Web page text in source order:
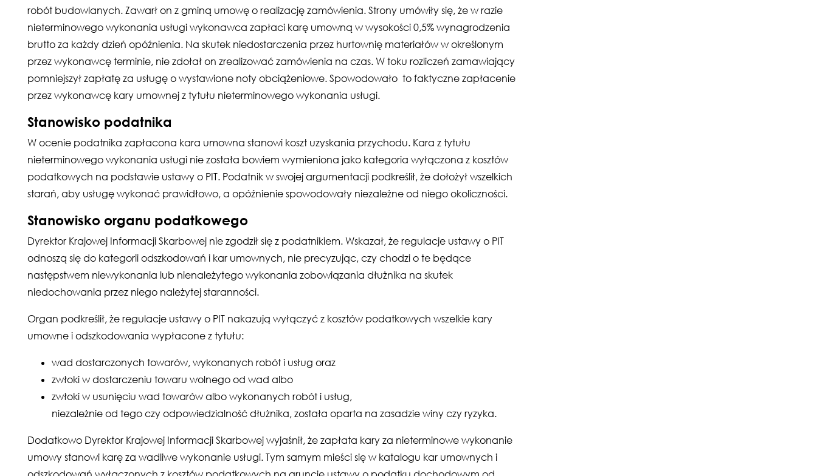
robót budowlanych. Zawarł on z gminą umowę o realizację zamówienia. Strony umówiły się, że w razie
nieterminowego wykonania usługi wykonawca zapłaci karę umowną w wysokości 0,5% wynagrodzenia
brutto za każdy dzień opóźnienia. Na skutek niedostarczenia przez hurtownię materiałów w określonym
przez wykonawcę terminie, nie zdołał on zrealizować zamówienia na czas. W toku rozliczeń zamawiający
pomniejszył zapłatę za usługę o wystawione noty obciążeniowe. Spowodowało to faktyczne zapłacenie
przez wykonawcę kary umownej z tytułu nieterminowego wykonania usługi.
Stanowisko podatnika
W ocenie podatnika zapłacona kara umowna stanowi koszt uzyskania przychodu. Kara z tytułu
nieterminowego wykonania usługi nie została bowiem wymieniona jako kategoria wyłączona z kosztów
podatkowych na podstawie ustawy o PIT. Podatnik w swojej argumentacji podkreślił, że dołożył wszelkich
starań, aby usługę wykonać prawidłowo, a opóźnienie spowodowały niezależne od niego okoliczności.
Stanowisko organu podatkowego
Dyrektor Krajowej Informacji Skarbowej nie zgodził się z podatnikiem. Wskazał, że regulacje ustawy o PIT
odnoszą się do kategorii odszkodowań i kar umownych, nie precyzując, czy chodzi o te będące
następstwem niewykonania lub nienależytego wykonania zobowiązania dłużnika na skutek
niedochowania przez niego należytej staranności.
Organ podkreślił, że regulacje ustawy o PIT nakazują wyłączyć z kosztów podatkowych wszelkie kary
umowne i odszkodowania wypłacone z tytułu:
wad dostarczonych towarów, wykonanych robót i usług oraz
zwłoki w dostarczeniu towaru wolnego od wad albo
zwłoki w usunięciu wad towarów albo wykonanych robót i usług,
niezależnie od tego czy odpowiedzialność dłużnika, została oparta na zasadzie winy czy ryzyka.
Dodatkowo Dyrektor Krajowej Informacji Skarbowej wyjaśnił, że zapłata kary za nieterminowe wykonanie
umowy stanowi karę za wadliwe wykonanie usługi. Tym samym mieści się w katalogu kar umownych i